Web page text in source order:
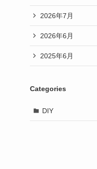
2026年7月
2026年6月
2025年6月
Categories
DIY